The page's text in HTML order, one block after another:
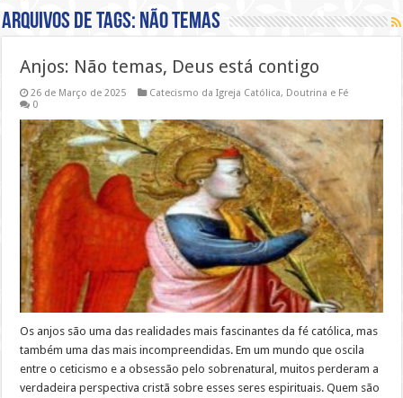
Arquivos de tags: Não temas
Anjos: Não temas, Deus está contigo
26 de Março de 2025 Catecismo da Igreja Católica, Doutrina e Fé
0
Os anjos são uma das realidades mais fascinantes da fé católica, mas
também uma das mais incompreendidas. Em um mundo que oscila
entre o ceticismo e a obsessão pelo sobrenatural, muitos perderam a
verdadeira perspectiva cristã sobre esses seres espirituais. Quem são